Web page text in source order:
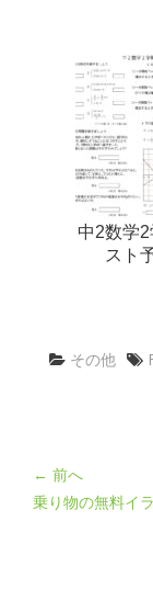
中2数学
スト
その他
← 前へ
乗り物の無料イ